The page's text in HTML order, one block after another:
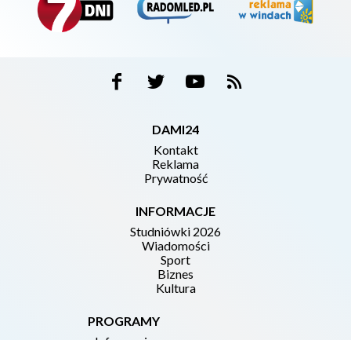
DAMI24
Kontakt
Reklama
Prywatność
INFORMACJE
Studniówki 2026
Wiadomości
Sport
Biznes
Kultura
PROGRAMY